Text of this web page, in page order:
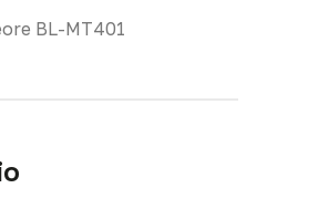
BL-MT401